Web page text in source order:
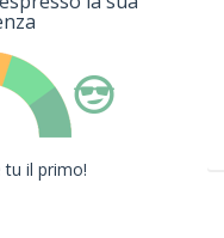
tu il primo!